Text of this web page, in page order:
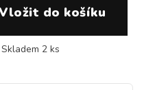
Skladem 2 ks